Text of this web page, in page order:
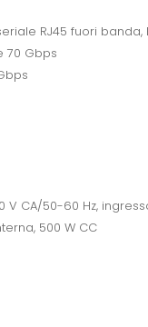
RJ45 fuori
70 Gbps
V CA/50-60 Hz,
500 W CC